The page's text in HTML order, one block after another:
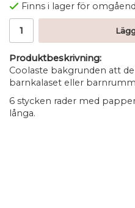
Finns i lager för
Produktbeskrivning:
Coolaste bakgrunden att
barnkalaset eller
6 stycken rader med
långa.